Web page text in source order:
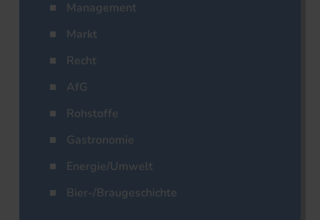
Management
Markt
Recht
AfG
Rohstoffe
Gastronomie
Energie/Umwelt
Bier-/Braugeschichte